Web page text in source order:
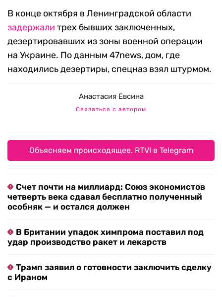
В конце октября в Ленинградской области
задержали трех бывших заключенных,
дезертировавших из зоны военной операции
на Украине. По данным 47news, дом, где
находились дезертиры, спецназ взял штурмом.
Анастасия Евсина
Связаться с автором
Объясняем происходящее. RTVI в Telegram
Счет почти на миллиард: Союз экономистов
четверть века сдавал бесплатно полученный
особняк — и остался должен
В Британии упадок химпрома поставил под
удар производство ракет и лекарств
Трамп заявил о готовности заключить сделку
с Ираном